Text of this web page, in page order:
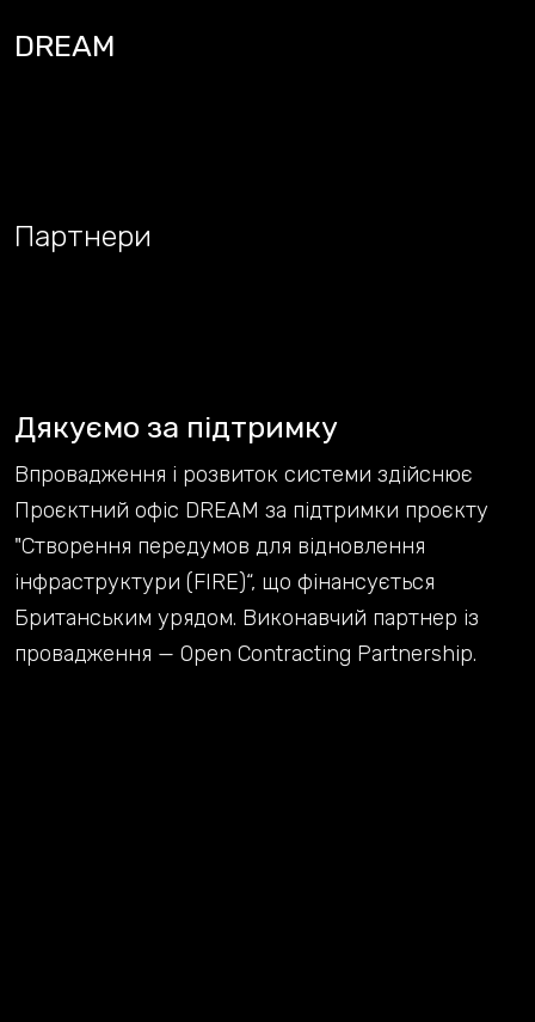
Дякуємо за підтримку
Партнери
DREAM
Впровадження і розвиток системи здійснює
Проєктний офіс DREAM за підтримки проєкту
"Створення передумов для відновлення
інфраструктури (FIRE)“, що фінансується
Британським урядом. Виконавчий партнер із
провадження — Open Contracting Partnership.